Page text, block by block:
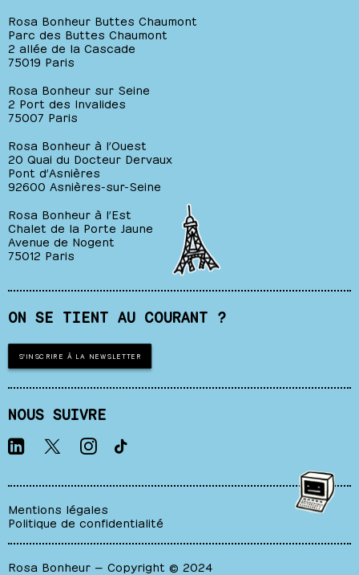
Rosa Bonheur Buttes Chaumont
Parc des Buttes Chaumont
2 allée de la Cascade
75019 Paris
Rosa Bonheur sur Seine
2 Port des Invalides
75007 Paris
Rosa Bonheur à l’Ouest
20 Quai du Docteur Dervaux
Pont d’Asnières
92600 Asnières-sur-Seine
Rosa Bonheur à l’Est
Chalet de la Porte Jaune
Avenue de Nogent
75012 Paris
ON SE TIENT AU COURANT ?
S'INSCRIRE À LA NEWSLETTER
NOUS SUIVRE
Mentions légales
Politique de confidentialité
Rosa Bonheur — Copyright © 2024